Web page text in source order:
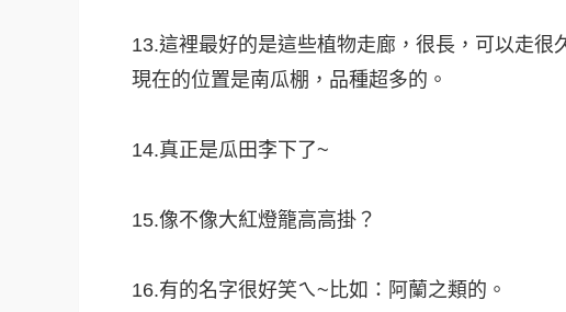
13.這裡最好的是這些植物走廊，很長，可以走很
現在的位置是南瓜棚，品種超多的。
14.真正是瓜田李下了~
15.像不像大紅燈籠高高掛？
16.有的名字很好笑ㄟ~比如：阿蘭之類的。